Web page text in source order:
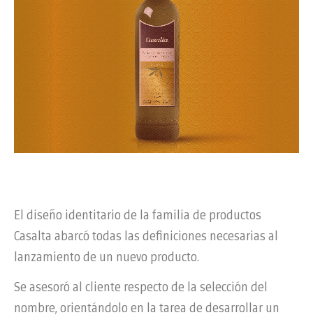
El diseño identitario de la familia de productos
Casalta abarcó todas las definiciones necesarias al
lanzamiento de un nuevo producto.
Se asesoró al cliente respecto de la selección del
nombre, orientándolo en la tarea de desarrollar un